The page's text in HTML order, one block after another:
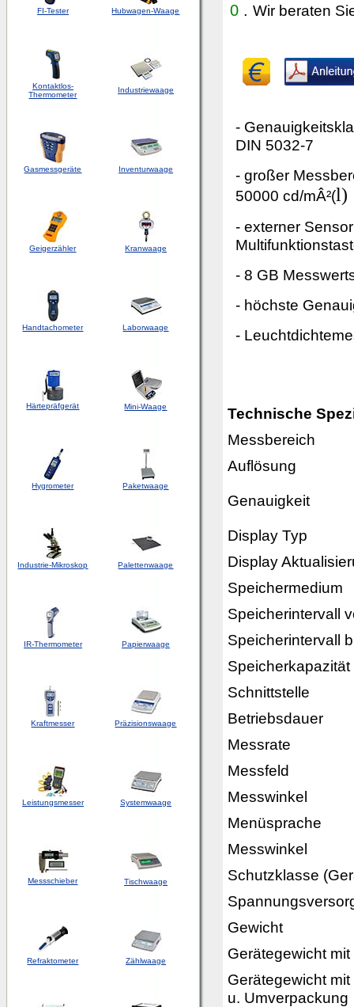
FI-Tester Hubwagen-Waage
Kontaktlos-
Thermometer
Industriewaage
Gasmessgeräte Inventurwaage
Geigerzähler Kranwaage
Handtachometer Laborwaage
Härtepräfgerät Mini-Waage
Hygrometer Paketwaage
Industrie-Mikroskop Palettenwaage
IR-Thermometer Papierwaage
Kraftmesser Präzisionswaage
Leistungsmesser Systemwaage
Messschieber Tischwaage
Refraktometer Zählwaage
0 . Wir beraten
-
DIN 5032-7
- großer
50000 cd/mÂ²(l)
- externer
- 8 GB
- höchste
-
Technische
Messbereich
Auflösung
Genauigkeit
Display Typ
Display
Speichermedium
Speicherintervall
Speicherintervall
Speicherkapazität
Schnittstelle
Betriebsdauer
Messrate
Messfeld
Messwinkel
Menüsprache
Messwinkel
Schutzklasse
Gewicht
Gerätegewicht
Gerätegewicht
u. Umverpackung